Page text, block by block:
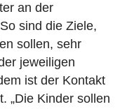
an der
sind die Ziele,
sollen, sehr
jeweiligen
ist der Kontakt
„Die Kinder sollen